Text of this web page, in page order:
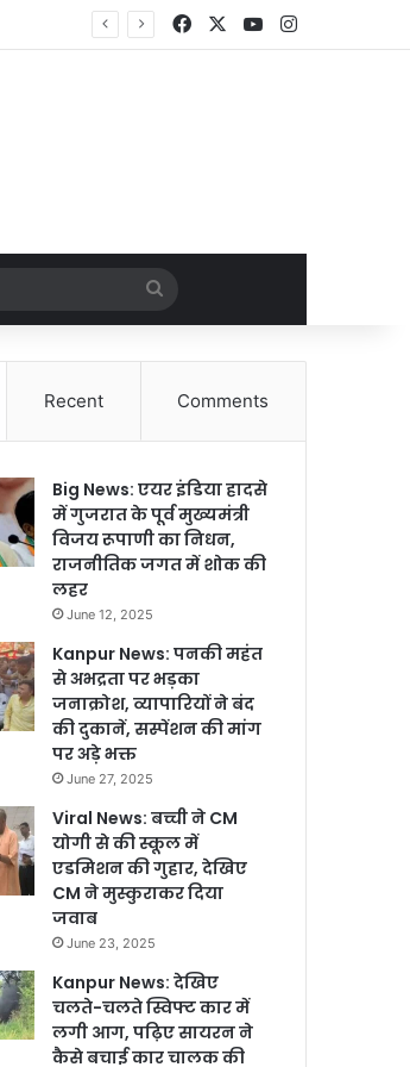
FacebookYouTubeInstagram
for
Recent Comments
Big News: एयर इंडिया हादसे
में गुजरात के पूर्व मुख्यमंत्री
विजय रूपाणी का निधन,
राजनीतिक जगत में शोक की
लहर
June 12, 2025
Kanpur News: पनकी महंत
से अभद्रता पर भड़का
जनाक्रोश, व्यापारियों ने बंद
की दुकानें, सस्पेंशन की मांग
पर अड़े भक्त
June 27, 2025
Viral News: बच्ची ने CM
योगी से की स्कूल में
एडमिशन की गुहार, देखिए
CM ने मुस्कुराकर दिया
जवाब
June 23, 2025
Kanpur News: देखिए
चलते-चलते स्विफ्ट कार में
लगी आग, पढ़िए सायरन ने
कैसे बचाई कार चालक की